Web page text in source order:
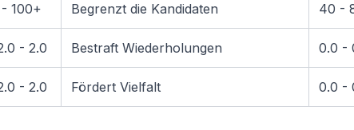
- 100+ Begrenzt die Kandidaten 40 -
- 2.0 Bestraft Wiederholungen 0.0 -
- 2.0 Fördert Vielfalt 0.0 -